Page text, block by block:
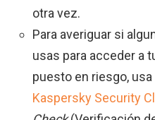
otra vez.
Para averiguar si
usas para acceder a
puesto en riesgo,
Kaspersky Security